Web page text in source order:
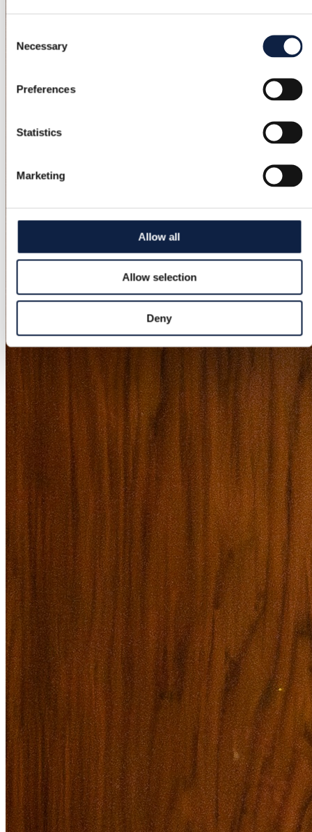
Selection
Necessary
Preferences
Statistics
Marketing
Allow all
Allow selection
Deny